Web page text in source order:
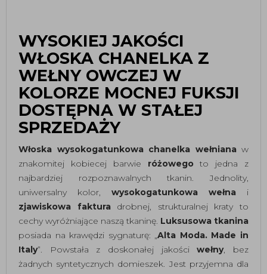
WYSOKIEJ JAKOŚCI
WŁOSKA CHANELKA Z
WEŁNY OWCZEJ W
KOLORZE MOCNEJ FUKSJI
DOSTĘPNA W STAŁEJ
SPRZEDAŻY
Włoska wysokogatunkowa chanelka wełnianaw
znakomitej kobiecej barwie różowego to jedna z
najbardziej rozpoznawalnych tkanin. Jednolity,
uniwersalny kolor, wysokogatunkowa wełna i
zjawiskowa fakturadrobnej, strukturalnej kraty to
cechy wyróżniające naszą tkaninę. Luksusowa tkanina
posiada na krawędzi sygnaturę: „Alta Moda. Made in
Italy”. Powstała z doskonałej jakościwełny, bez
żadnych syntetycznych domieszek. Jest przyjemna dla